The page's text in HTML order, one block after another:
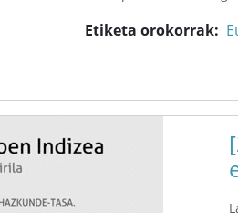
Etiketa orokorrak